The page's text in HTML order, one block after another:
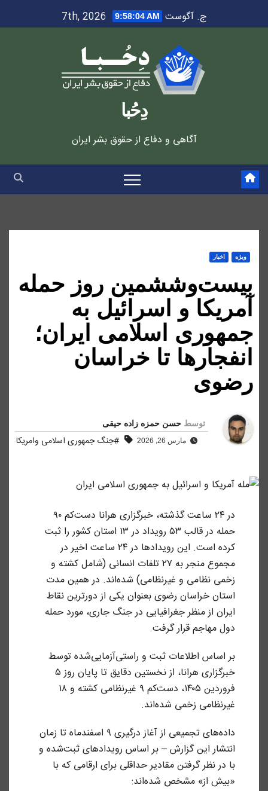
to
ج. آگوست 7th, 2026 9:58:05 AM
دِحُبا
آگاهی و دفاع از حقوق بشر ایران
ویژه اخبار
بیست‌و‌ششمین روز حمله
آمریکا و اسرائیل به
جمهوری اسلامی ایران؛
انفجارها تا خراسان
رضوی
توسط حسن حمزه زاده حیقی
مارس 26, 2026 #جنگ جمهوری اسلامی وامریکا
در ۲۴ ساعت گذشته، خبرگزاری هرانا دست‌کم ۹۰
حمله در قالب ۵۳ رویداد در ۱۳ استان کشور را ثبت
کرده است. این رویدادها در ۲۴ ساعت اخیر در
مجموع منجر به ۲۷ تلفات انسانی (شامل کشته و
زخمی نظامی و غیرنظامی) شده‌اند. در همین مدت
استان خراسان رضوی بعنوان یکی از دورترین نقاط
ایران از منظر جغرافیایی در جنگ جاری، مورد حمله
دول مهاجم قرار گرفت.
بر اساس اطلاعات ثبت و راستی‌آزمایی‌شده توسط
خبرگزاری هرانا، از نخستین دقایق تا پایان روز ۵
فروردین ۱۴۰۵، دست‌کم ۹ غیرنظامی کشته و ۱۸
غیرنظامی زخمی شده‌اند.
داده‌های تجمیعی از آغاز درگیری ۹ اسفندماه تا زمان
انتشار این گزارش – بر اساس رویدادهای ثبت‌شده و
با در نظر گرفتن مقادیر حداقلی برای ارقامی که با
«بیش از» مشخص شده‌اند: